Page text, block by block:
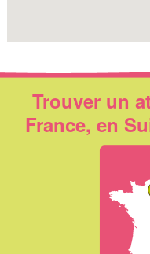
Trouver un
France, en